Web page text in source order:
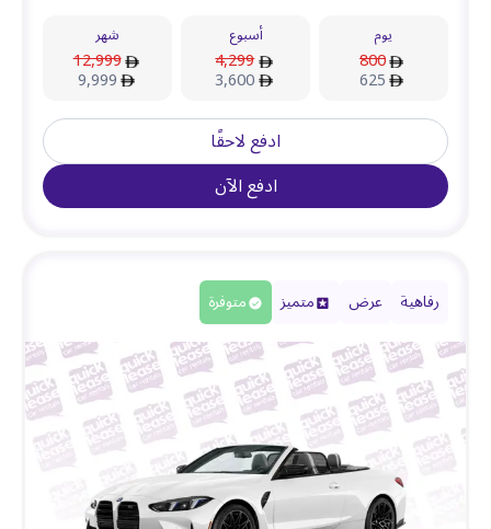
يوم
800
625
أسبوع
4,299
3,600
شهر
12,999
9,999
ادفع لاحقًا
ادفع الآن
رفاهية عرض متميز متوفرة